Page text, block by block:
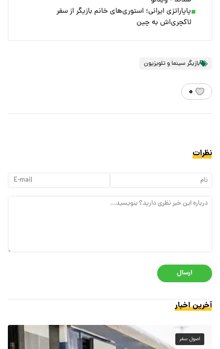
پاپاراتزی ایرانی؛ استوری‌های خانم بازیگر از سفر
لاکچری‌اش به چین
بازیگر سینما و تلویزیون
۰
نظرات
ارسال
آخرین اخبار
اصول سفر